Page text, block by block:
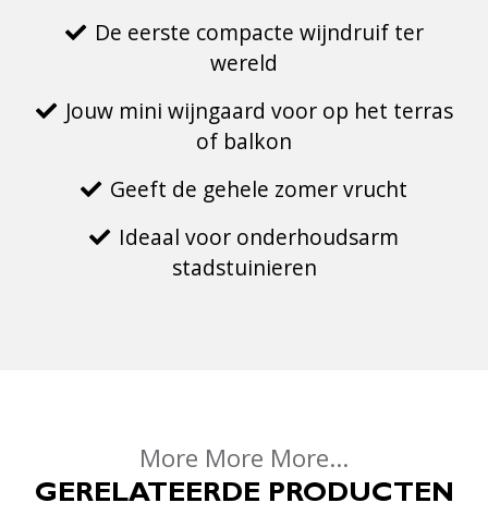
De eerste compacte wijndruif ter
wereld
Jouw mini wijngaard voor op het terras
of balkon
Geeft de gehele zomer vrucht
Ideaal voor onderhoudsarm
stadstuinieren
More More More...
GERELATEERDE PRODUCTEN